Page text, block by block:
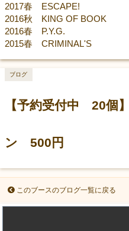
2017春 ESCAPE!
2016秋 KING OF BOOK
2016春 P.Y.G.
2015春 CRIMINAL'S
【予約受付中 20個
ン 500円
ブログ
このブースのブログ一覧に戻る